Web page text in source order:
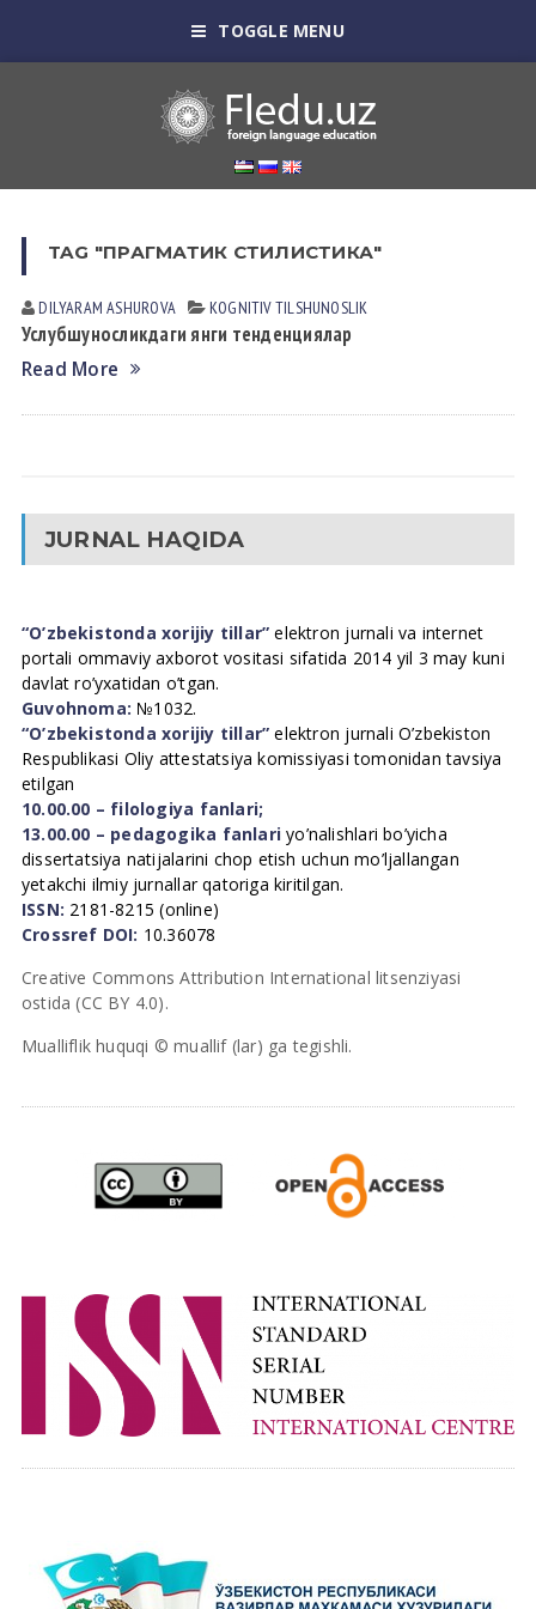
TOGGLE MENU
TAG "ПРАГМАТИК СТИЛИСТИКА"
DILYARAM АSHUROVА KOGNITIV TILSHUNOSLIK
Услубшуносликдаги янги тенденциялар
Read More
JURNAL HAQIDA
“O’zbekistonda xorijiy tillar” elektron jurnali va internet
portali ommaviy axborot vositasi sifatida 2014 yil 3 may kuni
davlat ro’yxatidan o’tgan.
Guvohnoma: №1032.
“O’zbekistonda xorijiy tillar” elektron jurnali O’zbekiston
Respublikasi Oliy attestatsiya komissiyasi tomonidan tavsiya
etilgan
10.00.00 – filologiya fanlari;
13.00.00 – pedagogika fanlari yo’nalishlari bo’yicha
dissertatsiya natijalarini chop etish uchun mo’ljallangan
yetakchi ilmiy jurnallar qatoriga kiritilgan.
ISSN: 2181-8215 (online)
Crossref DOI: 10.36078
Creative Commons Attribution International litsenziyasi
ostida (CC BY 4.0).
Mualliflik huquqi © muallif (lar) ga tegishli.